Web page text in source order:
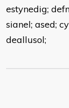
estynedig;
sianel; ased;
deallusol;